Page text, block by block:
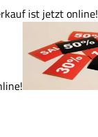
ist jetzt online!